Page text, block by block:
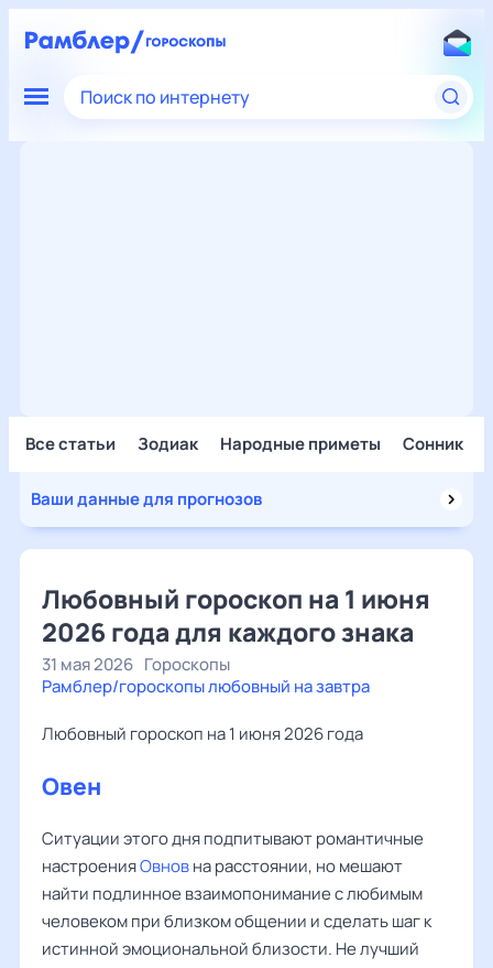
Поиск по интернету
Все статьи Зодиак Народные приметы Сонник
Ваши данные для прогнозов
Любовный гороскоп на 1 июня
2026 года для каждого знака
31 мая 2026 Гороскопы
Рамблер/гороскопы любовный на завтра
Любовный гороскоп на 1 июня 2026 года
Овен
Ситуации этого дня подпитывают романтичные
настроенияОвновна расстоянии, но мешают
найти подлинное взаимопонимание с любимым
человеком при близком общении и сделать шаг к
истинной эмоциональной близости. Не лучший